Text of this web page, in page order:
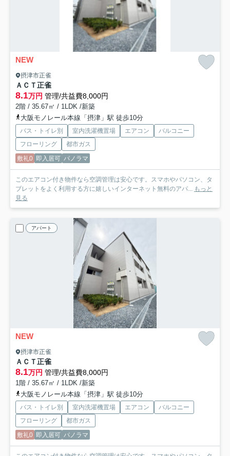
NEW
摂津市正雀
ＡＣＴ正雀
8.1万円 管理/共益費8,000円
2階 / 35.67㎡ / 1LDK /新築
大阪モノレール本線「摂津」駅 徒歩10分
バス・トイレ別 室内洗濯機置場 エアコン
バルコニー
フローリング
都市ガス
敷礼0 即入居可 パノラマ
このエアコン付き物件なら空調管理は安心です。スマホやパソコン、タ
ブレットをよく利用する方に嬉しいインターネット無料のアパ... もっと
見る
アパート
NEW
摂津市正雀
ＡＣＴ正雀
8.1万円 管理/共益費8,000円
1階 / 35.67㎡ / 1LDK /新築
大阪モノレール本線「摂津」駅 徒歩10分
バス・トイレ別 室内洗濯機置場 エアコン
バルコニー
フローリング
都市ガス
敷礼0 即入居可 パノラマ